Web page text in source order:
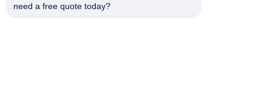
need a free quote today?